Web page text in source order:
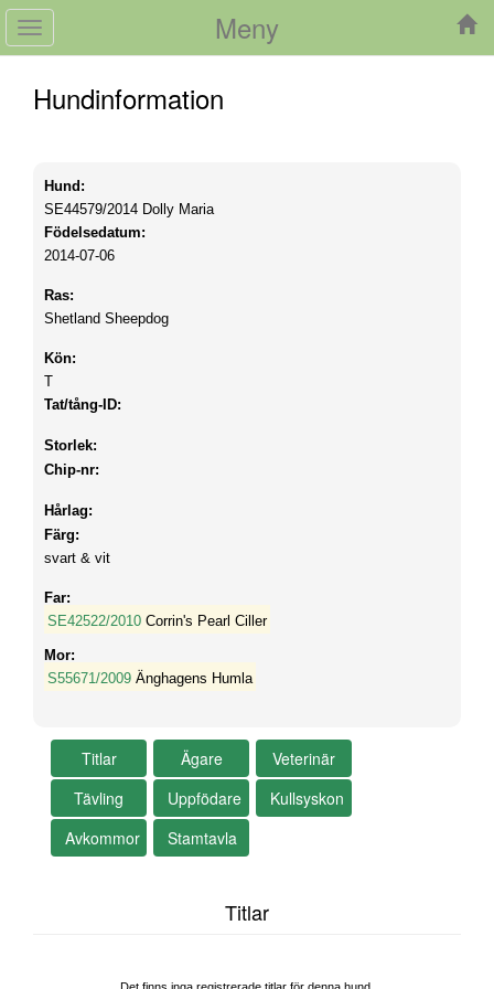
Meny
Toggle
navigation
Hundinformation
Hund:
SE44579/2014 Dolly Maria
Födelsedatum:
2014-07-06
Ras:
Shetland Sheepdog
Kön:
T
Tat/tång-ID:
Storlek:
Chip-nr:
Hårlag:
Färg:
svart & vit
Far:
SE42522/2010 Corrin's Pearl Ciller
Mor:
S55671/2009 Änghagens Humla
Titlar